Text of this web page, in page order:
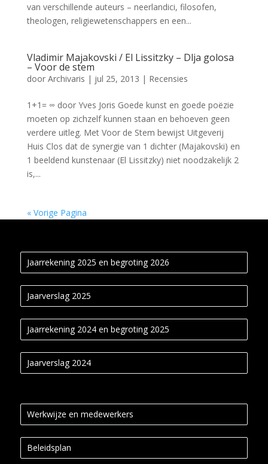
van verschillende auteurs – neerlandici, filosofen,
theologen, religiewetenschappers en een...
Vladimir Majakovski / El Lissitzky – Dlja golosa
– Voor de stem
door Archivaris | jul 25, 2013 | Recensies
1+1= ∞ door Yves Joris Goede kunst en goede poëzie
moeten op zichzelf kunnen staan en behoeven geen
verdere uitleg. Met Voor de Stem bewijst Uitgeverij
Huis Clos dat de synergie van 1 dichter (Majakovski) en
1 beeldend kunstenaar (El Lissitzky) niet noodzakelijk 2
is,...
« Vorige Pagina
Jaarrekening 2025 en begroting 2026
Jaarverslag 2025
Jaarrekening 2024 en begroting 2025
Jaarverslag 2024
Werkwijze en medewerkers
Beleidsplan